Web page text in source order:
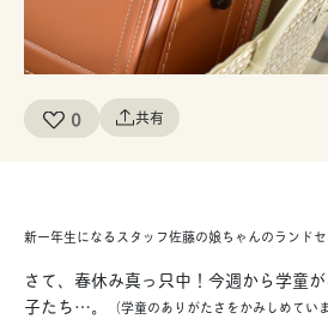
0 共有
新一年生になるスタッフ佐藤の娘ちゃんのランドセ
さて、春休み真っ只中！今週から学童
子たち…。
（学童のありがたさをかみしめてい